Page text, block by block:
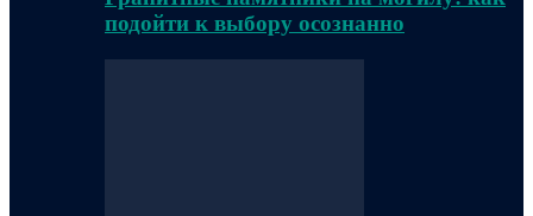
подойти к выбору осознанно